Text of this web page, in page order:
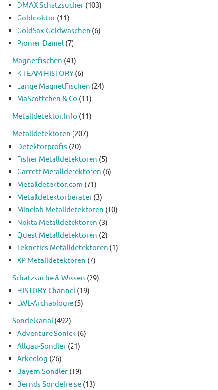
DMAX Schatzsucher (103)
Golddoktor (11)
GoldSax Goldwaschen (6)
Pionier Daniel (7)
Magnetfischen (41)
K TEAM HISTORY (6)
Lange MagnetFischen (24)
MaScottchen & Co (11)
Metalldetektor.Info (11)
Metalldetektoren (207)
Detektorprofis (20)
Fisher Metalldetektoren (5)
Garrett Metalldetektoren (6)
Metalldetektor.com (71)
Metalldetektorberater (3)
Minelab Metalldetektoren (10)
Nokta Metalldetektoren (3)
Quest Metalldetektoren (2)
Teknetics Metalldetektoren (1)
XP Metalldetektoren (7)
Schatzsuche & Wissen (29)
HISTORY Channel (19)
LWL-Archäologie (5)
Sondelkanal (492)
Adventure Sonick (6)
Allgäu-Sondler (21)
Arkeolog (26)
Bayern Sondler (19)
Bernds Sondelreise (13)